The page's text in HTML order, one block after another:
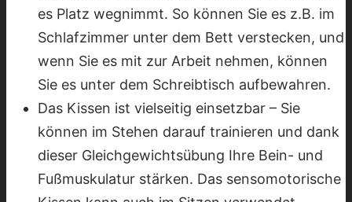
es Platz wegnimmt. So können Sie es z.B. im
Schlafzimmer unter dem Bett verstecken, und
wenn Sie es mit zur Arbeit nehmen, können
Sie es unter dem Schreibtisch aufbewahren.
Das Kissen ist vielseitig einsetzbar – Sie
können im Stehen darauf trainieren und dank
dieser Gleichgewichtsübung Ihre Bein- und
Fußmuskulatur stärken. Das sensomotorische